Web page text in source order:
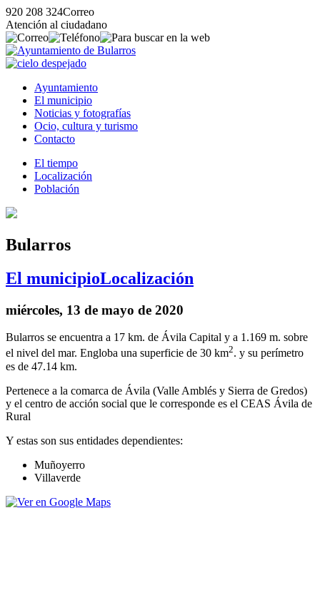
920 208 324Correo
Atención al ciudadano
Ayuntamiento
El municipio
Noticias y fotografías
Ocio, cultura y turismo
Contacto
El tiempo
Localización
Población
Bularros
El municipioLocalización
miércoles, 13 de mayo de 2020
Bularros se encuentra a 17 km. de Ávila Capital y a 1.169 m. sobre
el nivel del mar. Engloba una superficie de 30 km2. y su perímetro
es de 47.14 km.
Pertenece a la comarca de Ávila (Valle Amblés y Sierra de Gredos)
y el centro de acción social que le corresponde es el CEAS Ávila de
Rural
Y estas son sus entidades dependientes:
Muñoyerro
Villaverde